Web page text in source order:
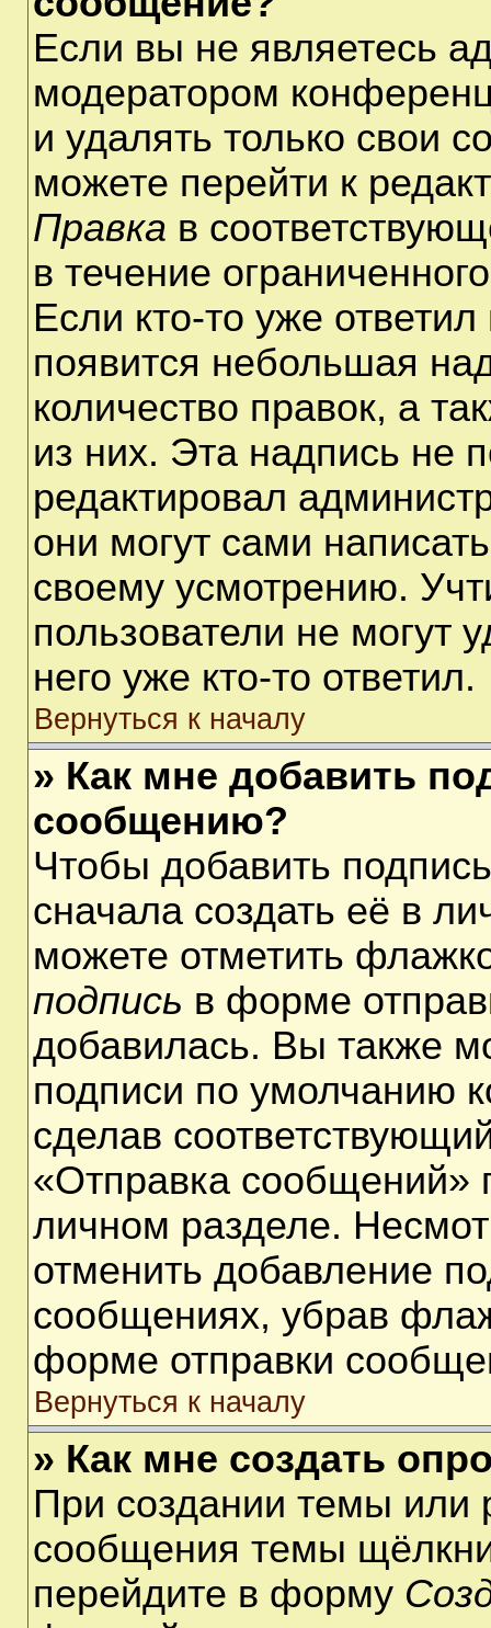
Если вы не являетесь
модератором
и удалять только свои
можете перейти к
Правка в
в течение
Если кто-то уже
появится небольшая
количество правок, а
из них. Эта надпись не
редактировал
они могут сами
своему усмотрению.
пользователи не могут
него уже кто-то ответил.
Вернуться к началу
» Как мне добавить
сообщению?
Чтобы добавить
сначала создать её в
можете отметить
подпись в форме
добавилась. Вы также
подписи по умолчанию
сделав
«Отправка сообщений»
личном разделе.
отменить добавление
сообщениях, убрав
форме отправки
Вернуться к началу
» Как мне создать
При создании темы или
сообщения темы
перейдите в форму